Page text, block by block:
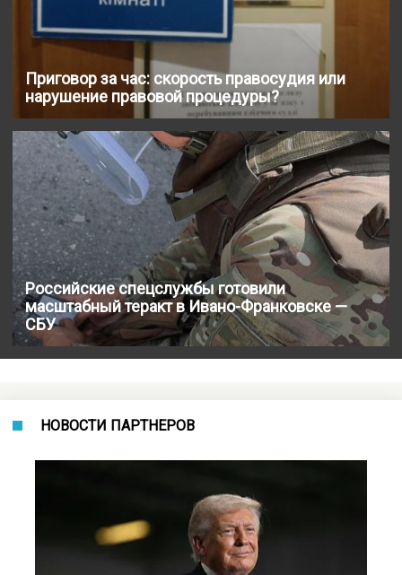
Приговор за час: скорость правосудия или
нарушение правовой процедуры?
Российские спецслужбы готовили
масштабный теракт в Ивано-Франковске —
СБУ
НОВОСТИ ПАРТНЕРОВ